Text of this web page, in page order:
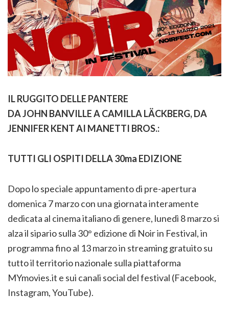
IL RUGGITO DELLE PANTERE
DA JOHN BANVILLE A CAMILLA LÄCKBERG, DA
JENNIFER KENT AI MANETTI BROS.:
TUTTI GLI OSPITI DELLA 30ma EDIZIONE
Dopo lo speciale appuntamento di pre-apertura
domenica 7 marzo con una giornata interamente
dedicata al cinema italiano di genere, lunedì 8 marzo si
alza il sipario sulla 30° edizione di Noir in Festival, in
programma fino al 13 marzo in streaming gratuito su
tutto il territorio nazionale sulla piattaforma
MYmovies.it e sui canali social del festival (Facebook,
Instagram, YouTube).